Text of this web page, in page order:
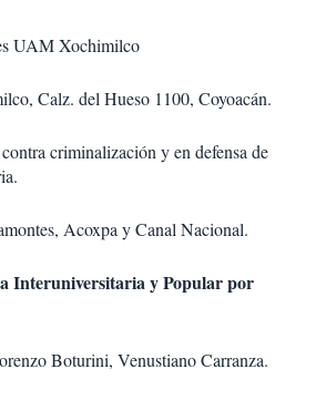
UAM Xochimilco
Calz. del Hueso 1100, Coyoacán.
criminalización y en defensa de
Acoxpa y Canal Nacional.
Interuniversitaria y Popular por
Boturini, Venustiano Carranza.